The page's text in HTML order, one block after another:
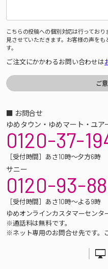
こちらの投稿への個別対応は行ってお
見させていただきます。お客様の声を
す。
ご注文にかかわるお問い合わせは
■ お問合せ
ゆめタウン・ゆめマート・ユア
0120-37-
［受付時間］あさ10時～夕方6時
サニー
0120-93-
［受付時間］あさ10時～よる9時
ゆめオンラインカスタマーセンタ
※通話料は無料です。
※ネット専用のお問合せ先です。